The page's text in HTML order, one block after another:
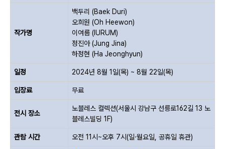
작가명
백두리 (Baek Duri)
오희원 (Oh Heewon)
이여름 (IURUM)
정진아 (Jung Jina)
하정현 (Ha Jeonghyun)
일정 2024년 8월 1 일(목) ~ 8월 22일(목)
입장료 무료
전시 장소
노블레스 컬렉션(서울시 강남구 선릉로162길 13 노
블레스빌딩 1F)
관람 시간 오전 11시~오후 7시(일·월요일, 공휴일 휴관)